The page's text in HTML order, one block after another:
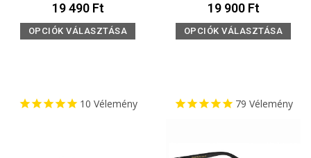
19 490 Ft
OPCIÓK VÁLASZTÁSA
19 900 Ft
OPCIÓK VÁLASZTÁSA
10 Vélemény 79 Vélemény